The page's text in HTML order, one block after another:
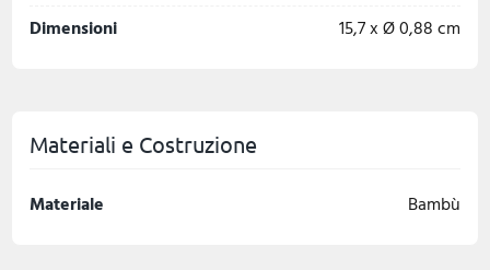
Dimensioni 15,7 x Ø 0,88 cm
Materiali e Costruzione
Materiale Bambù